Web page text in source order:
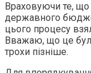
Враховуючи те,
державного
цього процесу
Вважаю, що це
трохи пізніше.